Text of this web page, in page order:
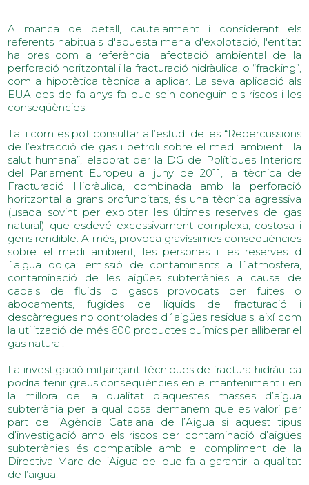
A manca de detall, cautelarment i considerant els
referents habituals d'aquesta mena d'explotació, l'entitat
ha pres com a referència l'afectació ambiental de la
perforació horitzontal i la fracturació hidràulica, o “fracking”,
com a hipotètica tècnica a aplicar. La seva aplicació als
EUA des de fa anys fa que se’n coneguin els riscos i les
conseqüències.
Tal i com es pot consultar a l’estudi de les “Repercussions
de l’extracció de gas i petroli sobre el medi ambient i la
salut humana”, elaborat per la DG de Polítiques Interiors
del Parlament Europeu al juny de 2011, la tècnica de
Fracturació Hidràulica, combinada amb la perforació
horitzontal a grans profunditats, és una tècnica agressiva
(usada sovint per explotar les últimes reserves de gas
natural) que esdevé excessivament complexa, costosa i
gens rendible. A més, provoca gravíssimes conseqüències
sobre el medi ambient, les persones i les reserves d
´aigua dolça: emissió de contaminants a l´atmosfera,
contaminació de les aigües subterrànies a causa de
cabals de fluids o gasos provocats per fuites o
abocaments, fugides de líquids de fracturació i
descàrregues no controlades d´aigües residuals, així com
la utilització de més 600 productes químics per alliberar el
gas natural.
La investigació mitjançant tècniques de fractura hidràulica
podria tenir greus conseqüències en el manteniment i en
la millora de la qualitat d’aquestes masses d’aigua
subterrània per la qual cosa demanem que es valori per
part de l’Agència Catalana de l’Aigua si aquest tipus
d’investigació amb els riscos per contaminació d’aigües
subterrànies és compatible amb el compliment de la
Directiva Marc de l’Aigua pel que fa a garantir la qualitat
de l’aigua.